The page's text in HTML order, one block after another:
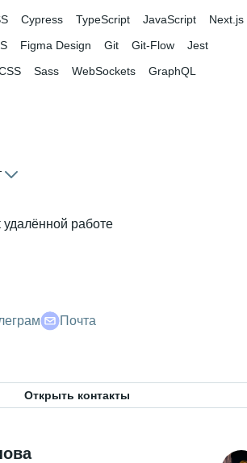
Cypress TypeScript JavaScript
Next.js
Figma Design Git Git-Flow
Jest
Sass WebSockets GraphQL
удалённой работе
Почта
Открыть контакты